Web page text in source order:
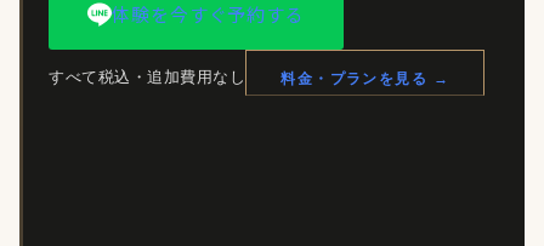
体験を今すぐ予約する
すべて税込・追加費用なし 料金・プランを見る →